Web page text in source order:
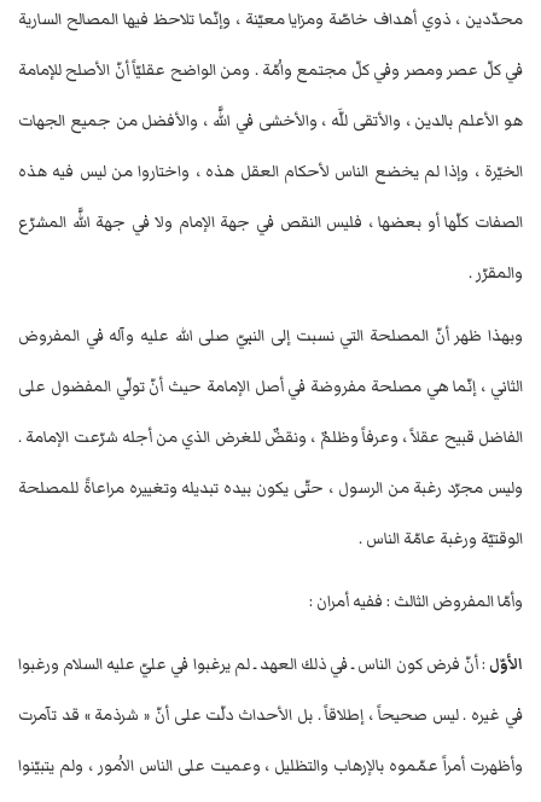
محدّدين ، ذوي أهداف خاصّة ومزايا معيّنة ، وإنّما تلاحظ فيها المصالح السارية
في كلّ عصر ومصر وفي كلّ مجتمع واُمّة . ومن الواضح عقليّاً أنّ الأصلح للإمامة
هو الأعلم بالدين ، والأتقى للَّه ، والأخشى في اللَّه ، والأفضل من جميع الجهات
الخيّرة ، وإذا لم يخضع الناس لأحكام العقل هذه ، واختاروا من ليس فيه هذه
الصفات كلّها أو بعضها ، فليس النقص في جهة الإمام ولا في جهة اللَّه المشرّع
والمقرّر .
وبهذا ظهر أنّ المصلحة التي نسبت إلى النبيّ صلى الله عليه وآله في المفروض
الثاني ، إنّما هي مصلحة مفروضة في أصل الإمامة حيث أنّ تولّي المفضول على
الفاضل قبيح عقلاً ، وعرفاً وظلمٌ ، ونقضٌ للغرض الذي من أجله شرّعت الإمامة .
وليس مجرّد رغبة من الرسول ، حتّى يكون بيده تبديله وتغييره مراعاةً للمصلحة
الوقتيّة ورغبة عامّة الناس .
وأمّا المفروض الثالث : ففيه أمران :
الأوّل : أنّ فرض كون الناس ـ في ذلك العهد ـ لم يرغبوا في عليّ عليه السلام ورغبوا
في غيره . ليس صحيحاً ، إطلاقاً . بل الأحداث دلّت على أنّ « شرذمة » قد تآمرت
وأظهرت أمراً عمّموه بالإرهاب والتظليل ، وعميت على الناس الاُمور ، ولم يتبيّنوا